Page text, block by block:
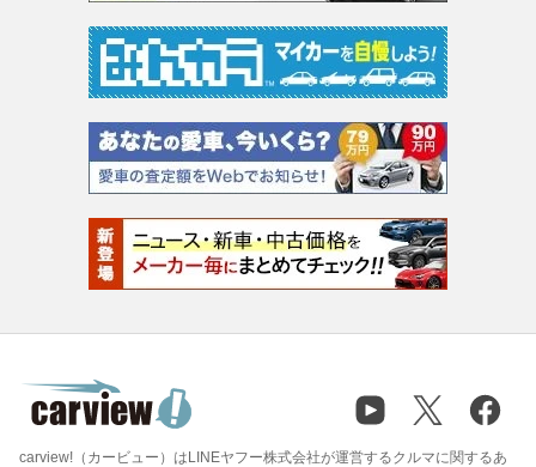
carview!（カービュー）はLINEヤフー株式会社が運営するクルマに関するあ